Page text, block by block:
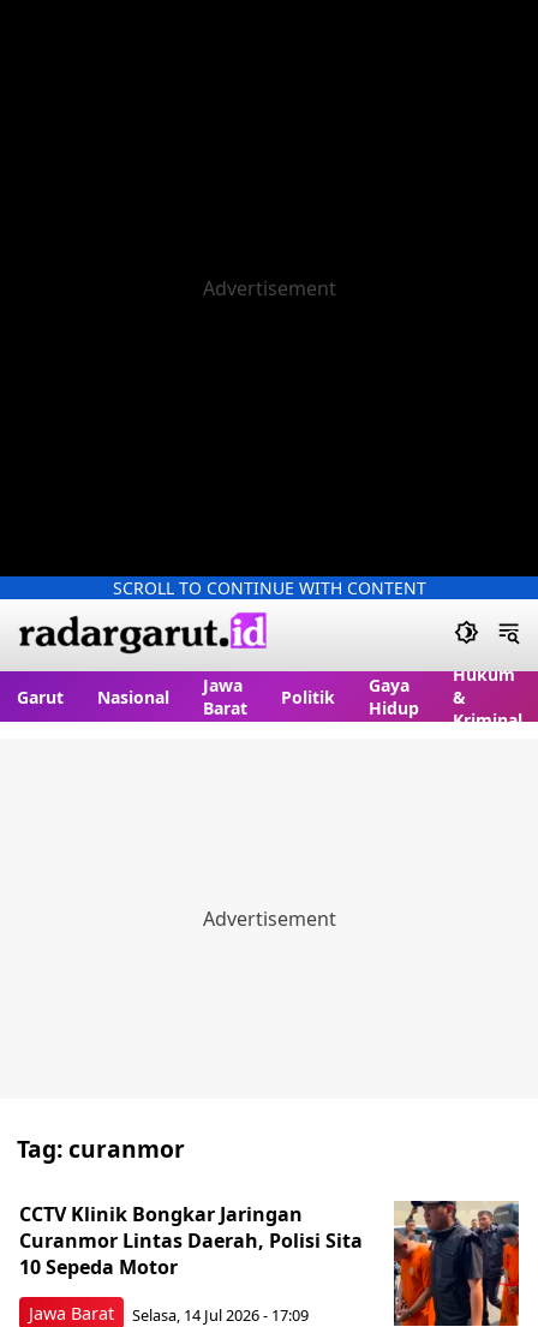
SCROLL TO CONTINUE WITH CONTENT
Garut Nasional
Jawa
Barat
Politik
Gaya
Hidup
Hukum
&
Kriminal
Tag:curanmor
Jawa Barat
CCTV Klinik Bongkar Jaringan
Curanmor Lintas Daerah, Polisi Sita
10 Sepeda Motor
Selasa, 14 Jul 2026 - 17:09